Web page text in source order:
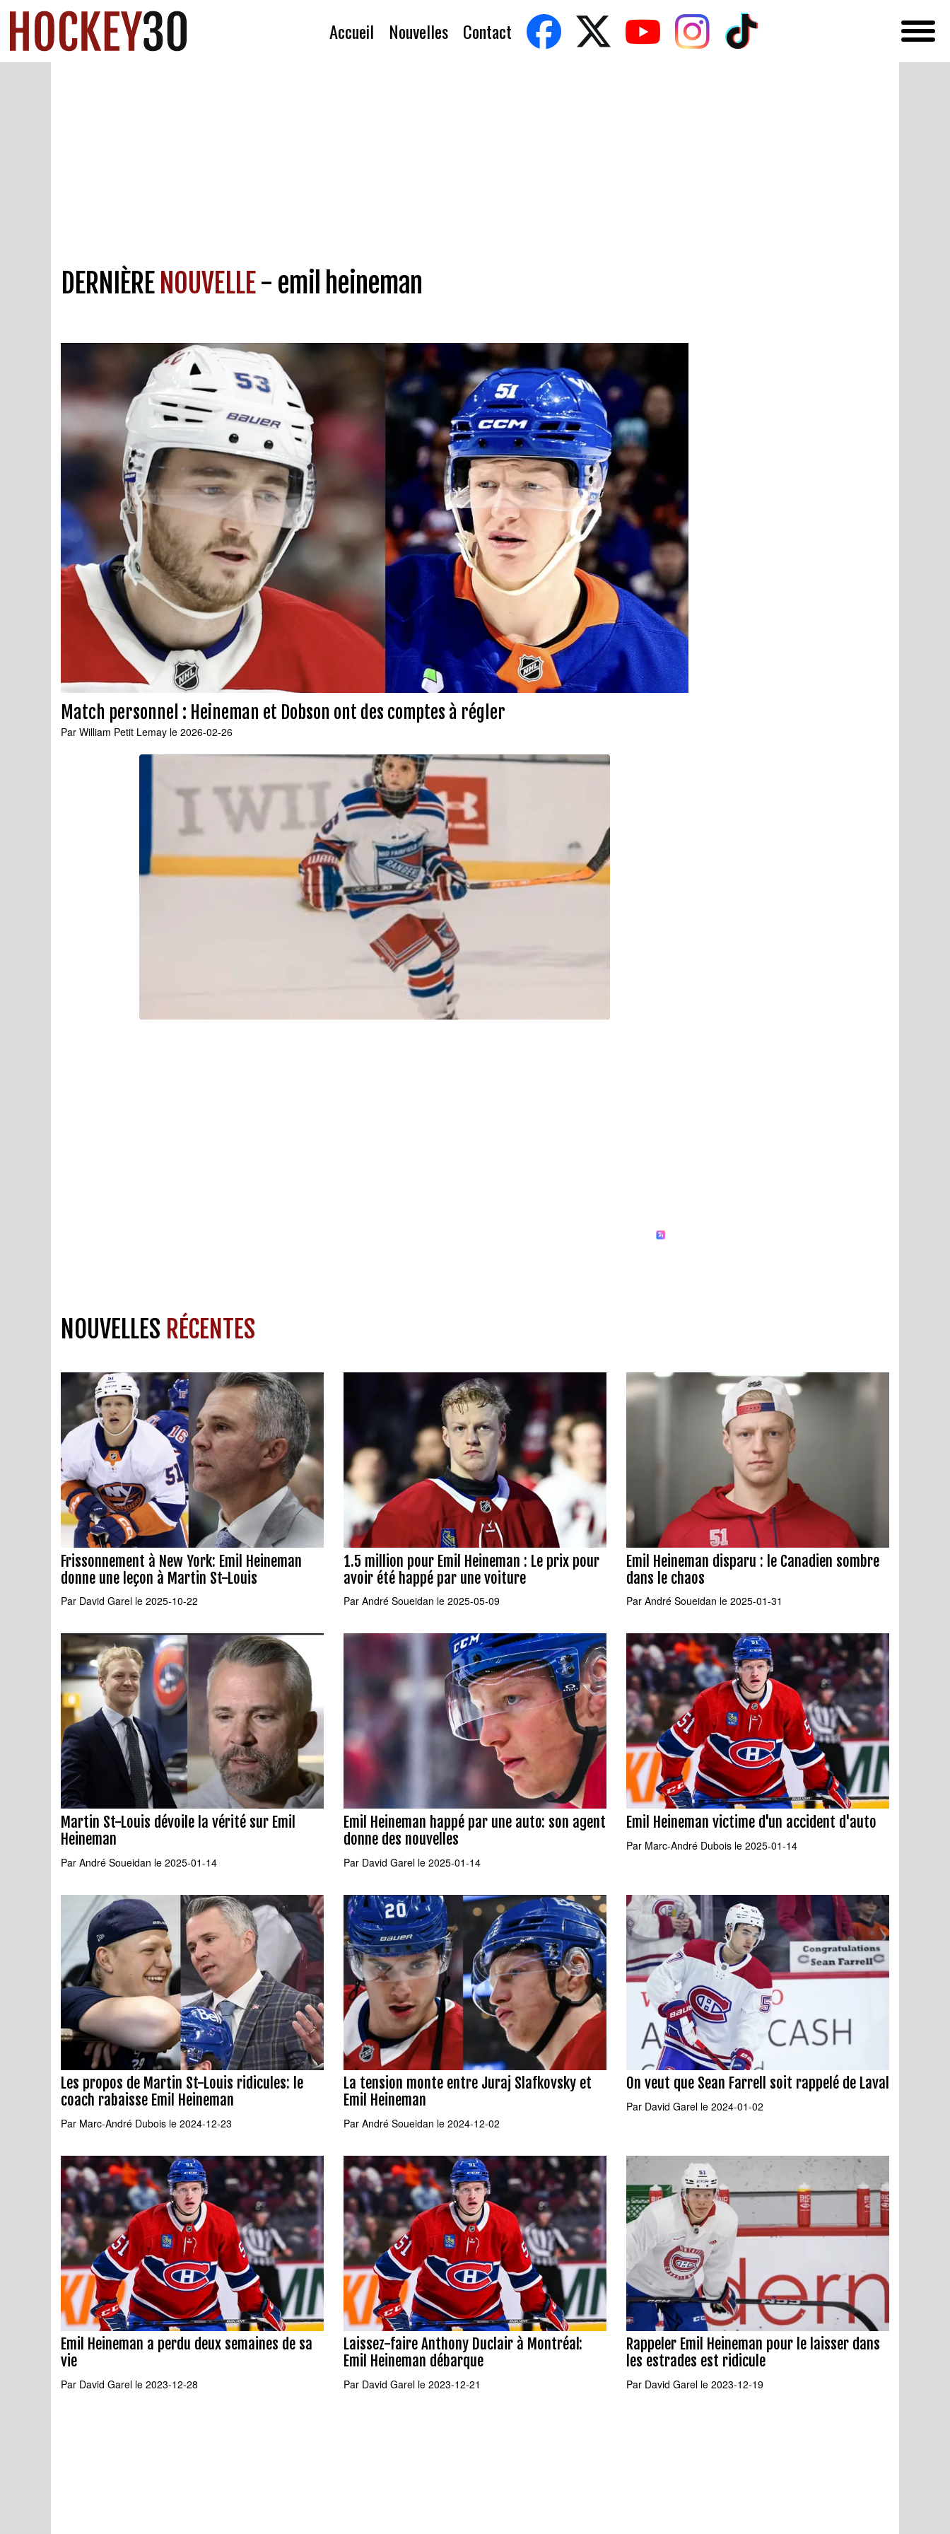
Accueil Nouvelles Contact
DERNIÈRENOUVELLE- emil heineman
Match personnel : Heineman et Dobson ont des comptes à régler
Par William Petit Lemay le 2026-02-26
NOUVELLES RÉCENTES
Frissonnement à New York: Emil Heineman
donne une leçon à Martin St-Louis
Par David Garel le 2025-10-22
1.5 million pour Emil Heineman : Le prix pour
avoir été happé par une voiture
Par André Soueidan le 2025-05-09
Emil Heineman disparu : le Canadien sombre
dans le chaos
Par André Soueidan le 2025-01-31
Martin St-Louis dévoile la vérité sur Emil
Heineman
Par André Soueidan le 2025-01-14
Emil Heineman happé par une auto: son agent
donne des nouvelles
Par David Garel le 2025-01-14
Emil Heineman victime d'un accident d'auto
Par Marc-André Dubois le 2025-01-14
Les propos de Martin St-Louis ridicules: le
coach rabaisse Emil Heineman
Par Marc-André Dubois le 2024-12-23
La tension monte entre Juraj Slafkovsky et
Emil Heineman
Par André Soueidan le 2024-12-02
On veut que Sean Farrell soit rappelé de Laval
Par David Garel le 2024-01-02
Emil Heineman a perdu deux semaines de sa
vie
Par David Garel le 2023-12-28
Laissez-faire Anthony Duclair à Montréal:
Emil Heineman débarque
Par David Garel le 2023-12-21
Rappeler Emil Heineman pour le laisser dans
les estrades est ridicule
Par David Garel le 2023-12-19